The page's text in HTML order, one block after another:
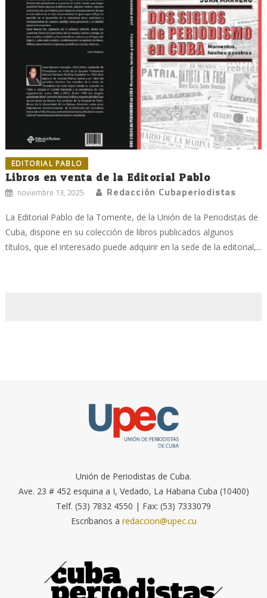
EDITORIAL PABLO
Libros en venta de la Editorial Pablo
noviembre 13, 2025 Redacción Cubaperiodistas
La Editorial Pablo de la Torriente, de la Unión de la Periodistas de
Cuba, dispone en su colección de libros publicados algunos
títulos, que el interesado puede adquirir en la sede de la editorial,...
Unión de Periodistas de Cuba.
Ave. 23 # 452 esquina a I, Vedado, La Habana Cuba (10400)
Telf. (53) 7832 4550 | Fax: (53) 7333079
Escríbanos a redaccion@upec.cu